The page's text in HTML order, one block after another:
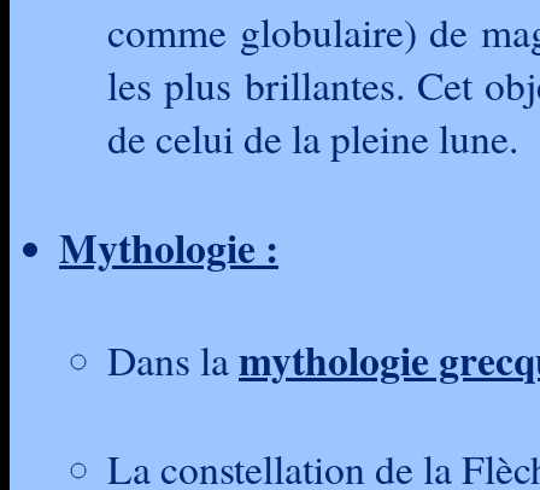
comme globulaire) de
les plus brillantes. Cet
de celui de la pleine lune.
Mythologie :
Dans lamythologie
La constellation de la